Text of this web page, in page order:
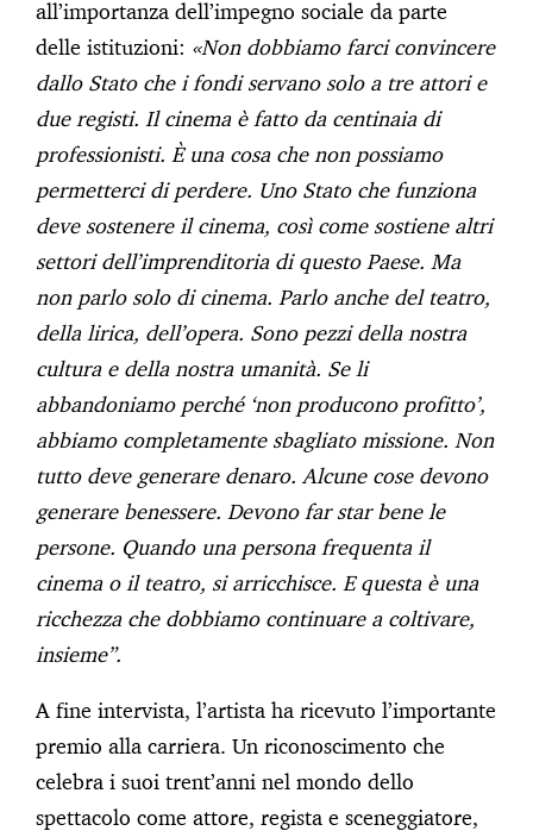
all’importanza dell’impegno sociale da parte
delle istituzioni: «Non dobbiamo farci convincere
dallo Stato che i fondi servano solo a tre attori e
due registi. Il cinema è fatto da centinaia di
professionisti. È una cosa che non possiamo
permetterci di perdere. Uno Stato che funziona
deve sostenere il cinema, così come sostiene altri
settori dell’imprenditoria di questo Paese. Ma
non parlo solo di cinema. Parlo anche del teatro,
della lirica, dell’opera. Sono pezzi della nostra
cultura e della nostra umanità. Se li
abbandoniamo perché ‘non producono profitto’,
abbiamo completamente sbagliato missione. Non
tutto deve generare denaro. Alcune cose devono
generare benessere. Devono far star bene le
persone. Quando una persona frequenta il
cinema o il teatro, si arricchisce. E questa è una
ricchezza che dobbiamo continuare a coltivare,
insieme”.
A fine intervista, l’artista ha ricevuto l’importante
premio alla carriera. Un riconoscimento che
celebra i suoi trent’anni nel mondo dello
spettacolo come attore, regista e sceneggiatore,